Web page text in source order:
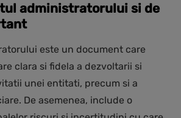
administratorului si de
este un document care
clara si fidela a dezvoltarii si
unei entitati, precum si a
De asemenea, include o